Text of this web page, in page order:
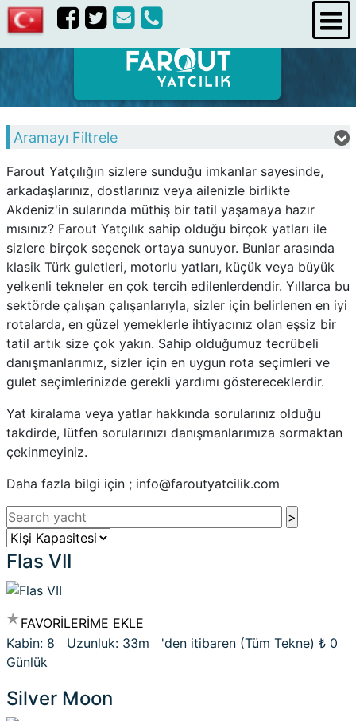
iletişim
Aramayı Filtrele
Farout Yatçılığın sizlere sunduğu imkanlar sayesinde,
arkadaşlarınız, dostlarınız veya ailenizle birlikte
Akdeniz'in sularında müthiş bir tatil yaşamaya hazır
mısınız? Farout Yatçılık sahip olduğu birçok yatları ile
sizlere birçok seçenek ortaya sunuyor. Bunlar arasında
klasik Türk guletleri, motorlu yatları, küçük veya büyük
yelkenli tekneler en çok tercih edilenlerdendir. Yıllarca bu
sektörde çalışan çalışanlarıyla, sizler için belirlenen en iyi
rotalarda, en güzel yemeklerle ihtiyacınız olan eşsiz bir
tatil artık size çok yakın. Sahip olduğumuz tecrübeli
danışmanlarımız, sizler için en uygun rota seçimleri ve
gulet seçimlerinizde gerekli yardımı göstereceklerdir.
Yat kiralama veya yatlar hakkında sorularınız olduğu
takdirde, lütfen sorularınızı danışmanlarımıza sormaktan
çekinmeyiniz.
Daha fazla bilgi için ; info@faroutyatcilik.com
Flas VII
FAVORİLERİME EKLE
Kabin: 8 Uzunluk: 33m 'den itibaren (Tüm Tekne) ₺ 0
Günlük
Silver Moon